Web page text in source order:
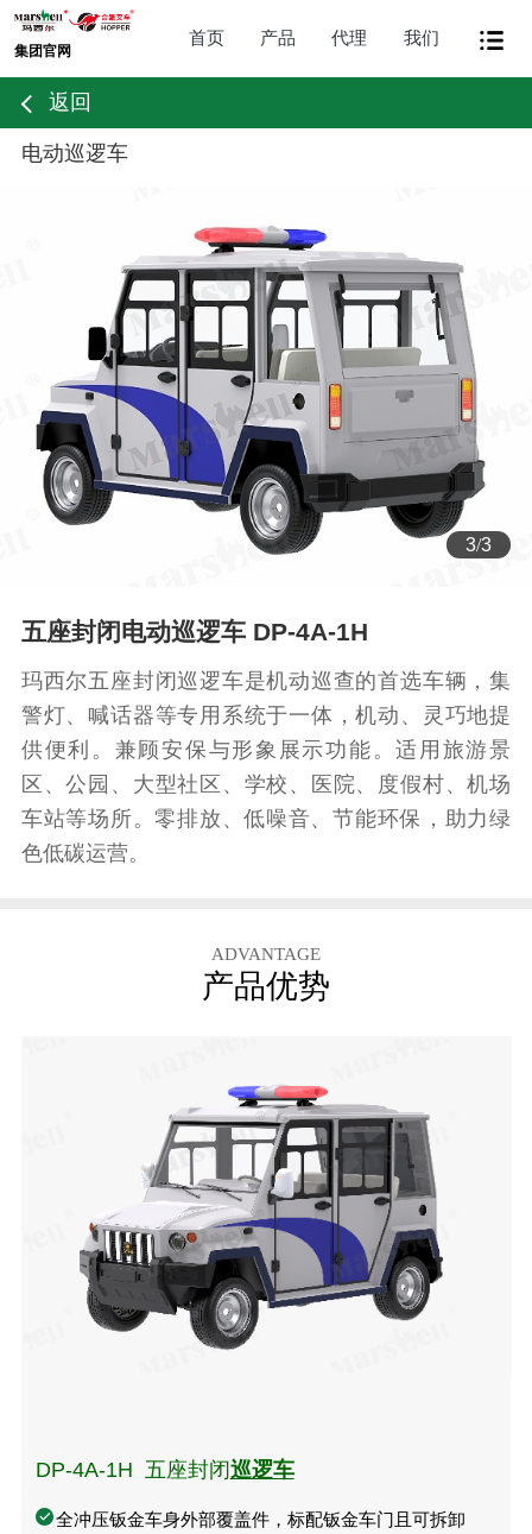
集团官网
首页 产品 代理 我们
返回
电动巡逻车
3/3
五座封闭电动巡逻车 DP-4A-1H
玛西尔五座封闭巡逻车是机动巡查的首选车辆，集
警灯、喊话器等专用系统于一体，机动、灵巧地提
供便利。兼顾安保与形象展示功能。适用旅游景
区、公园、大型社区、学校、医院、度假村、机场
车站等场所。零排放、低噪音、节能环保‌，助力绿
色低碳运营。
ADVANTAGE
产品优势
DP-4A-1H 五座封闭巡逻车
全冲压钣金车身外部覆盖件，标配钣金车门且可拆卸